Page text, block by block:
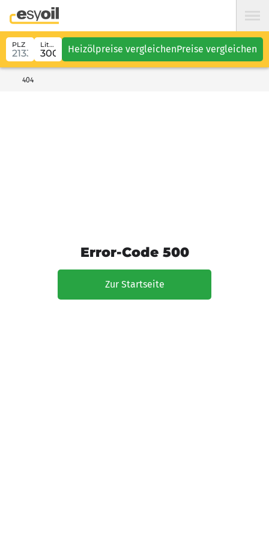
PLZ Liter Heizölpreise vergleichenPreise vergleichen
404
Error-Code 500
Zur Startseite